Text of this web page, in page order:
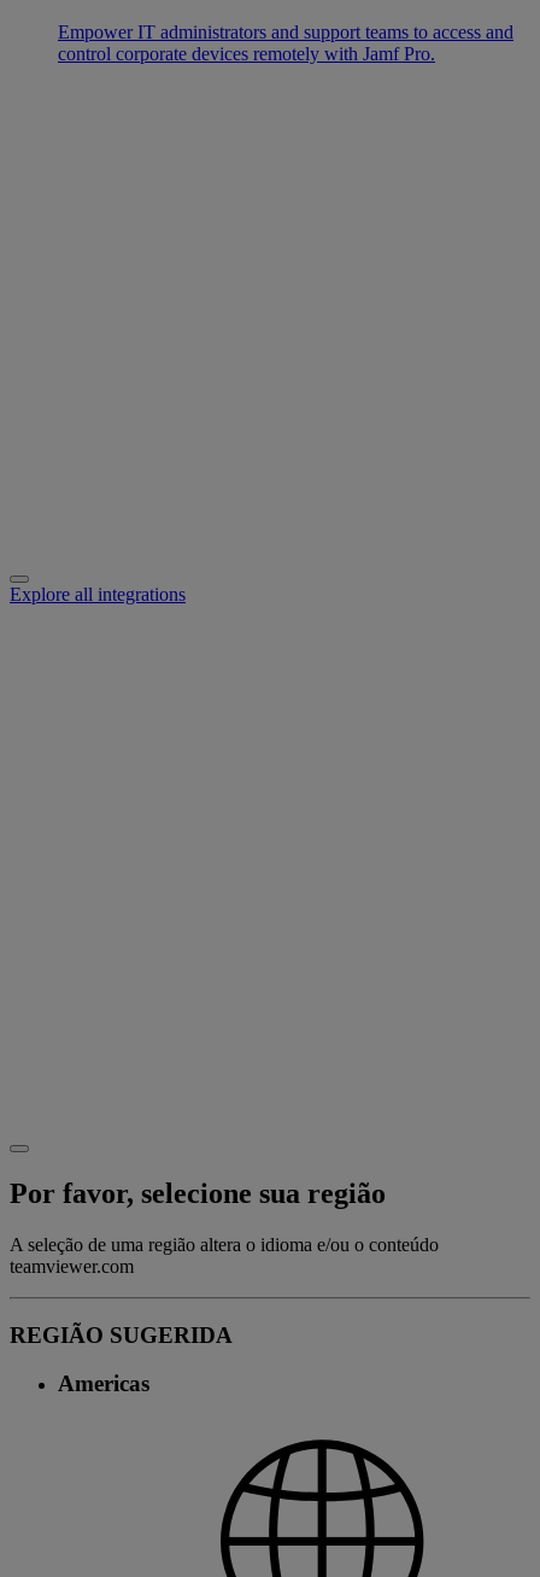
Empower IT administrators and support teams to access and
control corporate devices remotely with Jamf Pro.
Explore all integrations
Por favor, selecione sua região
A seleção de uma região altera o idioma e/ou o conteúdo
teamviewer.com
REGIÃO SUGERIDA
Americas